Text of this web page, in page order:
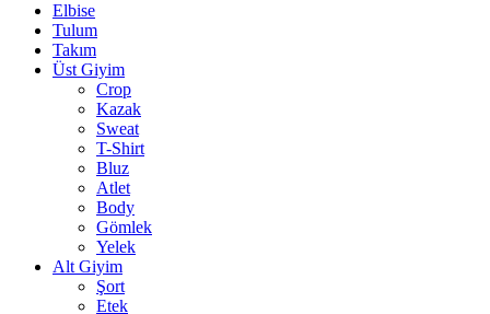
Elbise
Tulum
Takım
Üst Giyim
Crop
Kazak
Sweat
T-Shirt
Bluz
Atlet
Body
Gömlek
Yelek
Alt Giyim
Şort
Etek